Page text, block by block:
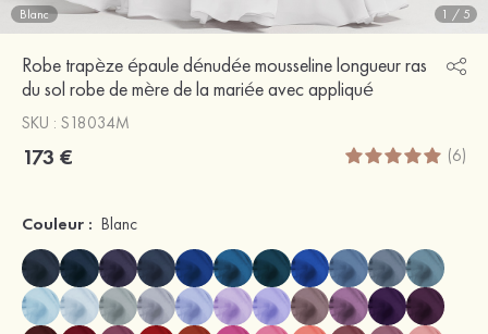
Blanc 1 / 5
Robe trapèze épaule dénudée mousseline longueur ras
du sol robe de mère de la mariée avec appliqué
SKU : S18034M
173 € (6)
Couleur : Blanc